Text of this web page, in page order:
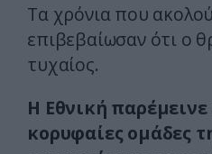
Τα χρόνια που
επιβεβαίωσαν ότι ο
τυχαίος.
Η Εθνική
κορυφαίες ομάδες